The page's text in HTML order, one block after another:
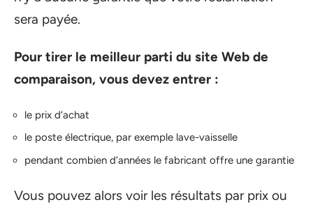
sera payée.
Pour tirer le meilleur parti du site Web de
comparaison, vous devez entrer :
le prix d’achat
le poste électrique, par exemple lave-vaisselle
pendant combien d’années le fabricant offre une garantie
Vous pouvez alors voir les résultats par prix ou